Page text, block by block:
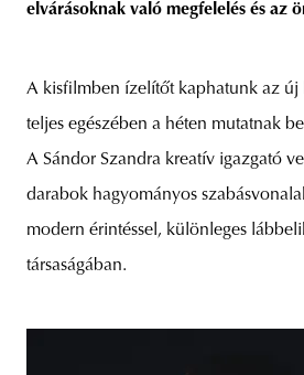
elvárásoknak való megfelelés és az
A kisfilmben ízelítőt kaphatunk az
teljes egészében a héten mutatnak
A Sándor Szandra kreatív igazgató
darabok hagyományos
modern érintéssel, különleges
társaságában.